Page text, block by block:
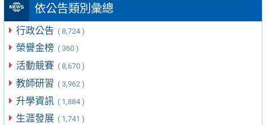
依公告類別彙總
行政公告 ( 8,724 )
榮譽金榜 ( 360 )
活動競賽 ( 8,670 )
教師研習 ( 3,962 )
升學資訊 ( 1,884 )
生涯發展 ( 1,741 )